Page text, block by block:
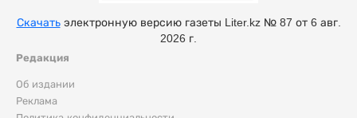
Редакция
Об издании
Реклама
Скачатьэлектронную версию газеты Liter.kz № 87 от 6 авг.
2026 г.